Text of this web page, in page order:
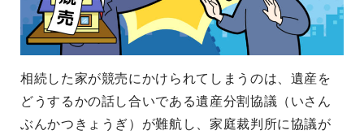
相続した家が競売にかけられてしまうのは、遺産を
どうするかの話し合いである遺産分割協議（いさん
ぶんかつきょうぎ）が難航し、家庭裁判所に協議が